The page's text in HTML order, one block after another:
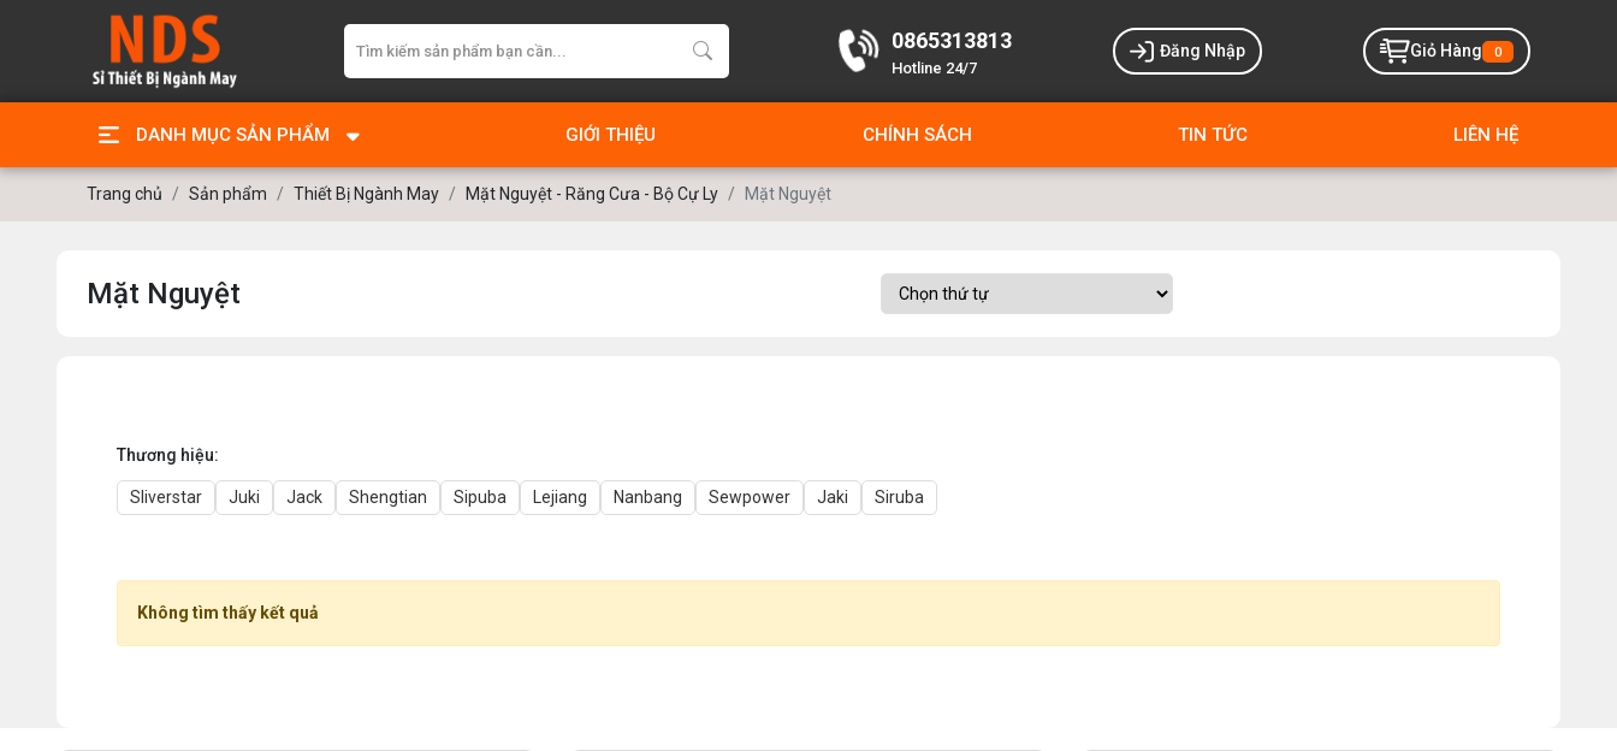
0865313813
Hotline 24/7
Đăng Nhập Giỏ Hàng 0
DANH MỤC SẢN PHẨM GIỚI THIỆU CHÍNH SÁCH TIN TỨC LIÊN HỆ
Trang chủ Sản phẩm Thiết Bị Ngành May Mặt Nguyệt - Răng Cưa - Bộ Cự Ly Mặt Nguyệt
Mặt Nguyệt
Thương hiệu:
Sliverstar Juki Jack Shengtian Sipuba Lejiang Nanbang Sewpower Jaki Siruba
Không tìm thấy kết quả